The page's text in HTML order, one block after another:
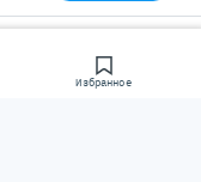
Избранное